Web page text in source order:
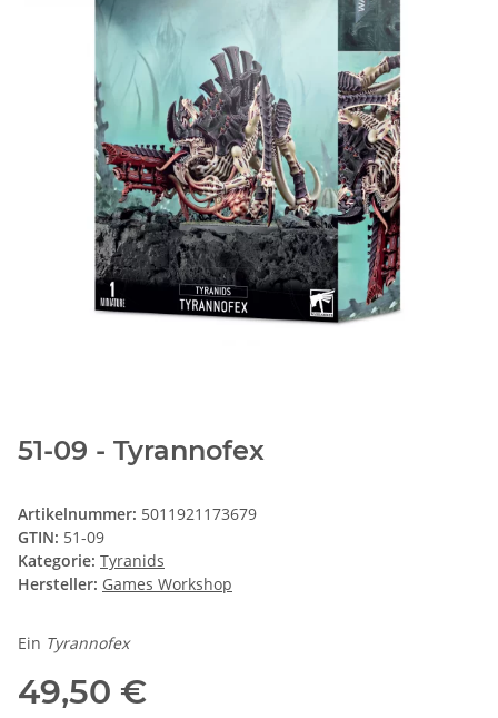
51-09 - Tyrannofex
Artikelnummer: 5011921173679
GTIN: 51-09
Kategorie: Tyranids
Hersteller: Games Workshop
Ein Tyrannofex
49,50 €